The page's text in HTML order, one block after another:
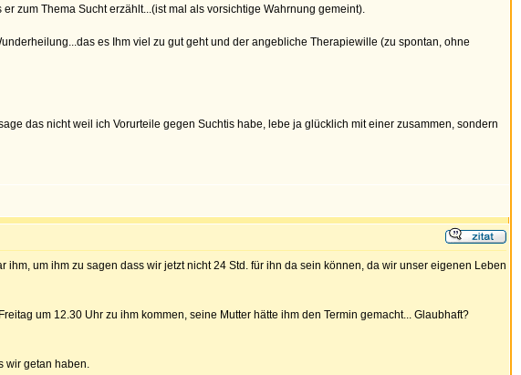
zum Thema Sucht erzählt...(ist mal als vorsichtige Wahrnung gemeint).
es Ihm viel zu gut geht und der angebliche Therapiewille (zu spontan, ohne
das nicht weil ich Vorurteile gegen Suchtis habe, lebe ja glücklich mit einer zusammen, sondern
um ihm zu sagen dass wir jetzt nicht 24 Std. für ihn da sein können, da wir unser eigenen Leben
um 12.30 Uhr zu ihm kommen, seine Mutter hätte ihm den Termin gemacht... Glaubhaft?
wir getan haben.